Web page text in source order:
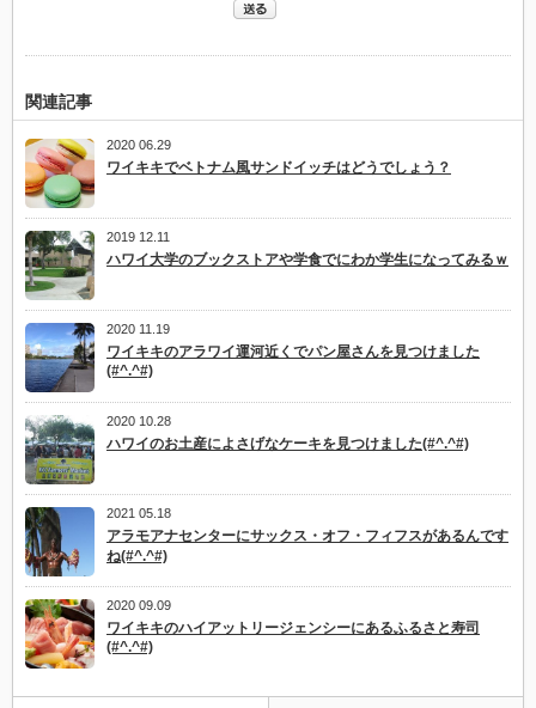
関連記事
2020 06.29
ワイキキでベトナム風サンドイッチはどうでしょう？
2019 12.11
ハワイ大学のブックストアや学食でにわか学生になってみるｗ
2020 11.19
ワイキキのアラワイ運河近くでパン屋さんを見つけました
(#^.^#)
2020 10.28
ハワイのお土産によさげなケーキを見つけました(#^.^#)
2021 05.18
アラモアナセンターにサックス・オフ・フィフスがあるんです
ね(#^.^#)
2020 09.09
ワイキキのハイアットリージェンシーにあるふるさと寿司
(#^.^#)